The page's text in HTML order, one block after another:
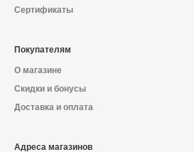
Сертификаты
Покупателям
О магазине
Скидки и бонусы
Доставка и оплата
Адреса магазинов